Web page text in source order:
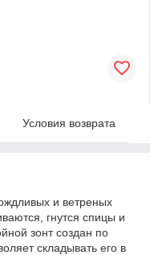
Условия возврата
и ветреных
гнутся спицы и
зонт создан по
складывать его в